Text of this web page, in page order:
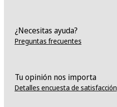
¿Necesitas ayuda?
Preguntas frecuentes
Tu opinión nos importa
Detalles encuesta de satisfacción